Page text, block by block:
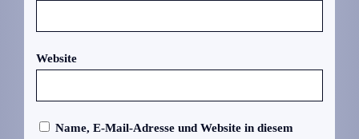
Website
Name, E-Mail-Adresse und Website in diesem